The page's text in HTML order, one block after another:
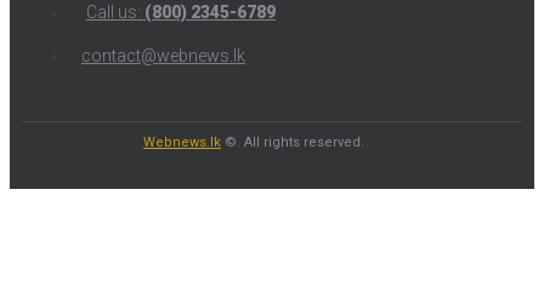
Call us: (800) 2345-6789
contact@webnews.lk
Webnews.lk ©. All rights reserved.